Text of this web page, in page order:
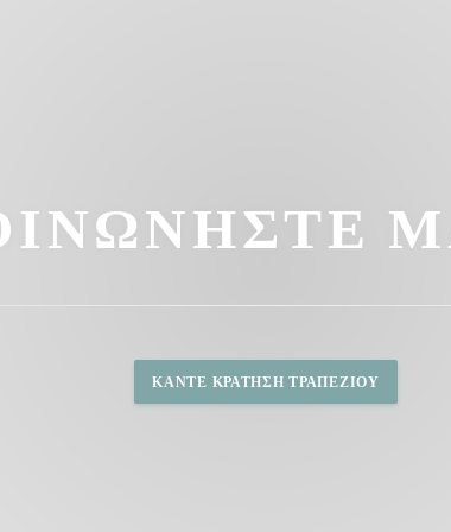
ΚΆΝΤΕ ΚΡΆΤΗΣΗ ΤΡΑΠΕΖΙΟΎ